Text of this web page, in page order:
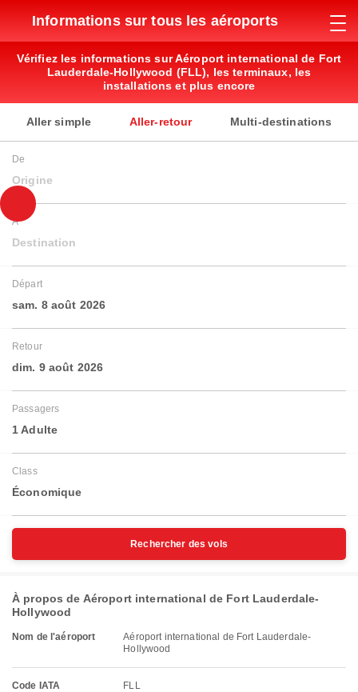
Informations sur tous les aéroports
Vérifiez les informations sur Aéroport international de Fort
Lauderdale-Hollywood (FLL), les terminaux, les
installations et plus encore
Aller simple Aller-retour Multi-destinations
De
Origine
À
Destination
Départ
sam. 8 août 2026
Retour
dim. 9 août 2026
Passagers
1 Adulte
Class
Économique
Rechercher des vols
À propos de Aéroport international de Fort Lauderdale-
Hollywood
Nom de l'aéroport
Aéroport international de Fort Lauderdale-
Hollywood
Code IATA FLL